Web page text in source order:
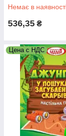
Немає в
536,35 ₴
Цена с НДС